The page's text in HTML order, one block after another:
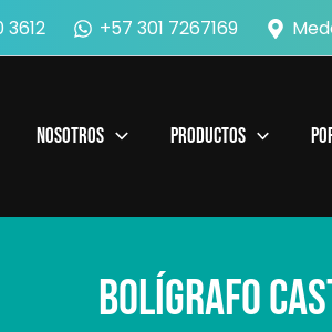
+57 301 7267169
Nosotros Productos
Bolígrafo